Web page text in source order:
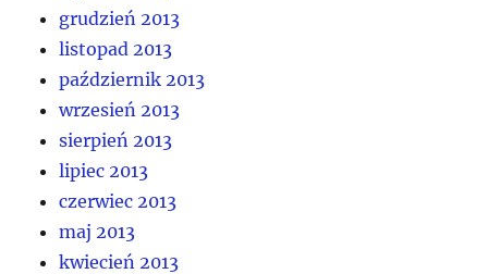
grudzień 2013
listopad 2013
październik 2013
wrzesień 2013
sierpień 2013
lipiec 2013
czerwiec 2013
maj 2013
kwiecień 2013